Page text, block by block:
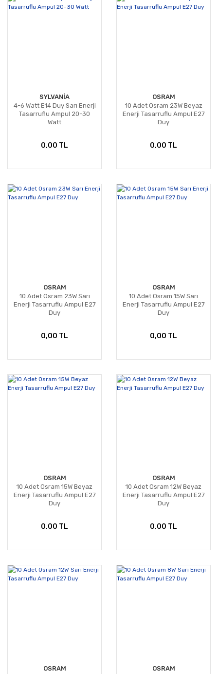
SYLVANİA
4-6 Watt E14 Duy Sarı Enerji
Tasarruflu Ampul 20-30
Watt
0,00 TL
OSRAM
10 Adet Osram 23W Beyaz
Enerji Tasarruflu Ampul E27
Duy
0,00 TL
OSRAM
10 Adet Osram 23W Sarı
Enerji Tasarruflu Ampul E27
Duy
0,00 TL
OSRAM
10 Adet Osram 15W Sarı
Enerji Tasarruflu Ampul E27
Duy
0,00 TL
OSRAM
10 Adet Osram 15W Beyaz
Enerji Tasarruflu Ampul E27
Duy
0,00 TL
OSRAM
10 Adet Osram 12W Beyaz
Enerji Tasarruflu Ampul E27
Duy
0,00 TL
OSRAM
OSRAM